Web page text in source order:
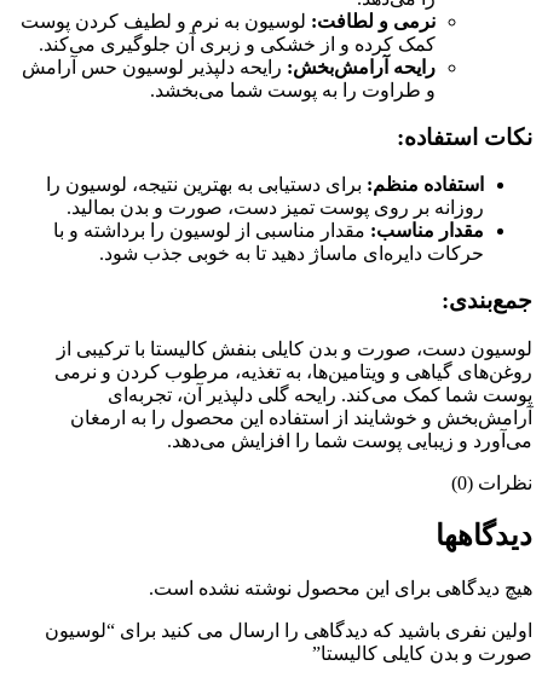
نرمی و لطافت: لوسیون به نرم و لطیف کردن پوست
کمک کرده و از خشکی و زبری آن جلوگیری می‌کند.
رایحه آرامش‌بخش: رایحه دلپذیر لوسیون حس آرامش
و طراوت را به پوست شما می‌بخشد.
نکات استفاده:
استفاده منظم: برای دستیابی به بهترین نتیجه، لوسیون را
روزانه بر روی پوست تمیز دست، صورت و بدن بمالید.
مقدار مناسب: مقدار مناسبی از لوسیون را برداشته و با
حرکات دایره‌ای ماساژ دهید تا به خوبی جذب شود.
جمع‌بندی:
لوسیون دست، صورت و بدن کایلی بنفش کالیستا با ترکیبی از
روغن‌های گیاهی و ویتامین‌ها، به تغذیه، مرطوب کردن و نرمی
پوست شما کمک می‌کند. رایحه گلی دلپذیر آن، تجربه‌ای
آرامش‌بخش و خوشایند از استفاده این محصول را به ارمغان
می‌آورد و زیبایی پوست شما را افزایش می‌دهد.
نظرات (0)
دیدگاهها
هیچ دیدگاهی برای این محصول نوشته نشده است.
اولین نفری باشید که دیدگاهی را ارسال می کنید برای “لوسیون
صورت و بدن کایلی کالیستا”